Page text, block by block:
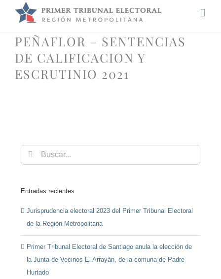
PEÑAFLOR – SENTENCIAS
DE CALIFICACION Y
ESCRUTINIO 2021
Buscar:
Entradas recientes
Jurisprudencia electoral 2023 del Primer Tribunal Electoral
de la Región Metropolitana
Primer Tribunal Electoral de Santiago anula la elección de
la Junta de Vecinos El Arrayán, de la comuna de Padre
Hurtado